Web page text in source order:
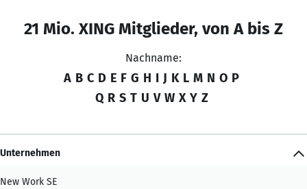
21 Mio. XING Mitglieder, von A bis Z
Nachname:
A B C D E F G H I J K L M N O P
Q R S T U V W X Y Z
Unternehmen
New Work SE